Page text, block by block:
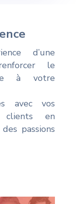
d’une
le
à votre
avec vos
clients en
passions